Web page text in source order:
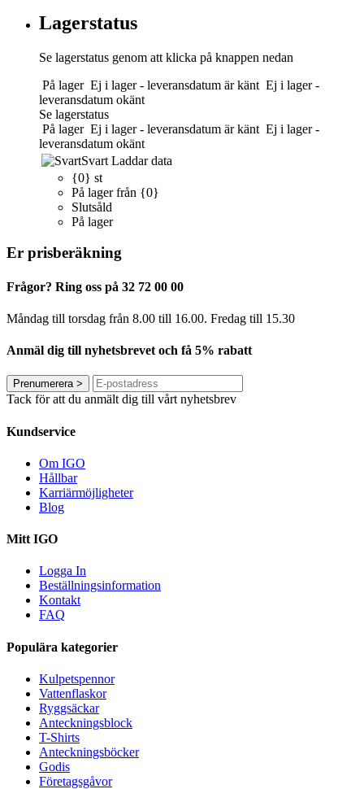
Lagerstatus
Se lagerstatus genom att klicka på knappen nedan
På lager Ej i lager - leveransdatum är känt Ej i lager -
leveransdatum okänt
Se lagerstatus
På lager Ej i lager - leveransdatum är känt Ej i lager -
leveransdatum okänt
Svart Laddar data
{0} st
På lager från {0}
Slutsåld
På lager
Er prisberäkning
Frågor? Ring oss på 32 72 00 00
Måndag till torsdag från 8.00 till 16.00. Fredag ​​till 15.30
Anmäl dig till nyhetsbrevet och få 5% rabatt
Prenumerera>
Tack för att du anmält dig till vårt nyhetsbrev
Kundservice
Om IGO
Hållbar
Karriärmöjligheter
Blog
Mitt IGO
Logga In
Beställningsinformation
Kontakt
FAQ
Populära kategorier
Kulpetspennor
Vattenflaskor
Ryggsäckar
Anteckningsblock
T-Shirts
Anteckningsböcker
Godis
Företagsgåvor